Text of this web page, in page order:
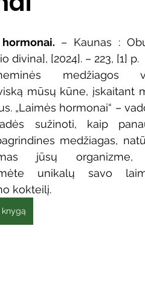
Naujos knygos vaikams
renginiai
datos Mobilioji biblioteka
– Kaunas :
divina], [2024]. – 223, [1] p.
medžiagos
mūsų kūne, įskaitant
„Laimės hormonai“ –
sužinoti, kaip
medžiagas,
jūsų organizme,
unikalų savo
kokteilį.